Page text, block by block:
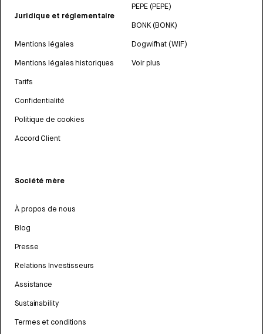
Juridique et réglementaire
Mentions légales
Mentions légales historiques
Tarifs
Confidentialité
Politique de cookies
Accord Client
PEPE (PEPE)
BONK (BONK)
Dogwifhat (WIF)
Voir plus
Société mère
À propos de nous
Blog
Presse
Relations Investisseurs
Assistance
Sustainability
Termes et conditions